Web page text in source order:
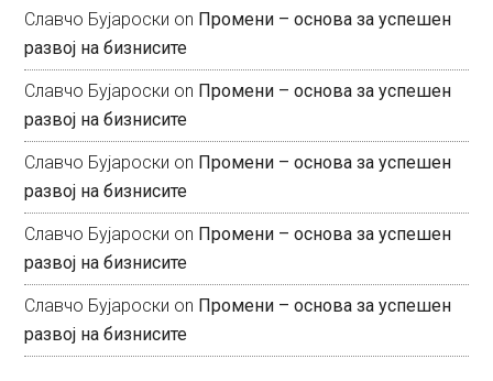
Славчо Бујароски on Промени – основа за успешен
развој на бизнисите
Славчо Бујароски on Промени – основа за успешен
развој на бизнисите
Славчо Бујароски on Промени – основа за успешен
развој на бизнисите
Славчо Бујароски on Промени – основа за успешен
развој на бизнисите
Славчо Бујароски on Промени – основа за успешен
развој на бизнисите